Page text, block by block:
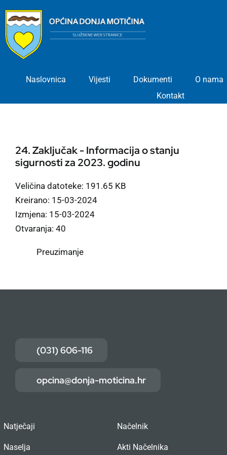
content
Naslovnica Vijesti Dokumenti
O nama
Kontakt
24. Zaključak - Informacija o stanju
sigurnosti za 2023. godinu
Veličina datoteke: 191.65 KB
Kreirano: 15-03-2024
Izmjena: 15-03-2024
Otvaranja: 40
Preuzimanje
(031) 606-116
opcina@donja-moticina.hr
Natječaji
Naselja
Načelnik
Akti Načelnika